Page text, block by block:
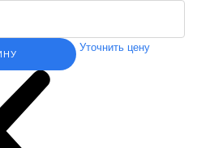
Уточнить цену